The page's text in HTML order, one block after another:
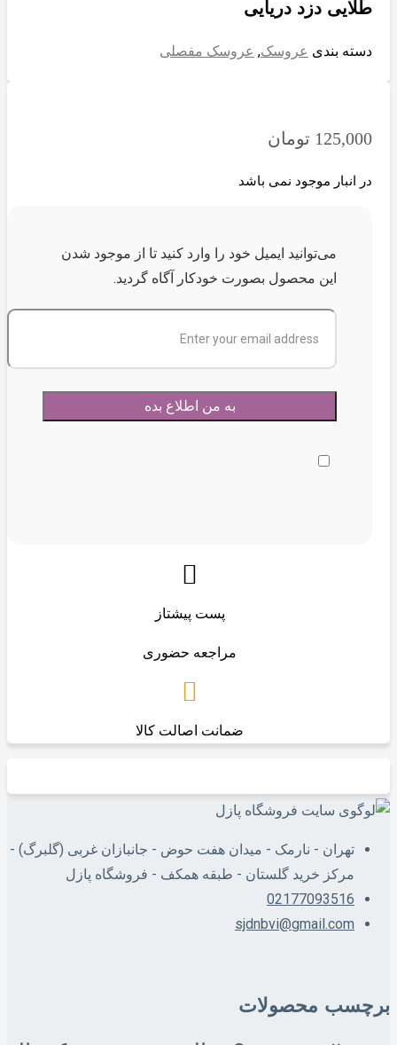
طلایی دزد دریایی
دسته بندی عروسک, عروسک مفصلی
125,000 تومان
در انبار موجود نمی باشد
می‌توانید ایمیل خود را وارد کنید تا از موجود شدن
این محصول بصورت خودکار آگاه گردید.
پست پیشتاز
مراجعه حضوری
ضمانت اصالت کالا
تهران - نارمک - میدان هفت حوض - جانبازان غربی (گلبرگ) -
مرکز خرید گلستان - طبقه همکف - فروشگاه پازل
02177093516
sjdnbvi@gmail.com
برچسب محصولات